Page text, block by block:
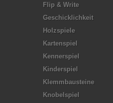
Flip & Write
Geschicklichkeit
Holzspiele
Kartenspiel
Kennerspiel
Kinderspiel
Klemmbausteine
Knobelspiel